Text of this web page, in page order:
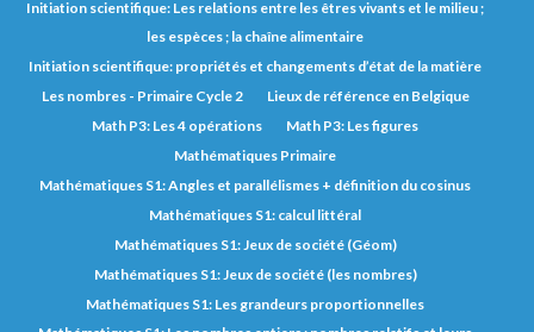
Initiation scientifique: Les relations entre les êtres vivants et le milieu ;
les espèces ; la chaîne alimentaire
Initiation scientifique: propriétés et changements d’état de la matière
Les nombres - Primaire Cycle 2
Lieux de référence en Belgique
Math P3: Les 4 opérations
Math P3: Les figures
Mathématiques Primaire
Mathématiques S1: Angles et parallélismes + définition du cosinus
Mathématiques S1: calcul littéral
Mathématiques S1: Jeux de société (Géom)
Mathématiques S1: Jeux de société (les nombres)
Mathématiques S1: Les grandeurs proportionnelles